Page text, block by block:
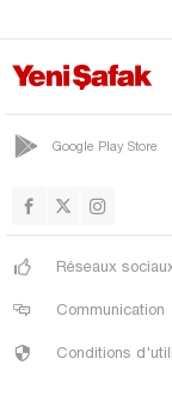
Denizli
Diyarbakır
Düzce
Edirne
Elazığ
Erzincan
Erzurum
Eskişehir
Google Play Store
Réseaux
Communication
Conditions